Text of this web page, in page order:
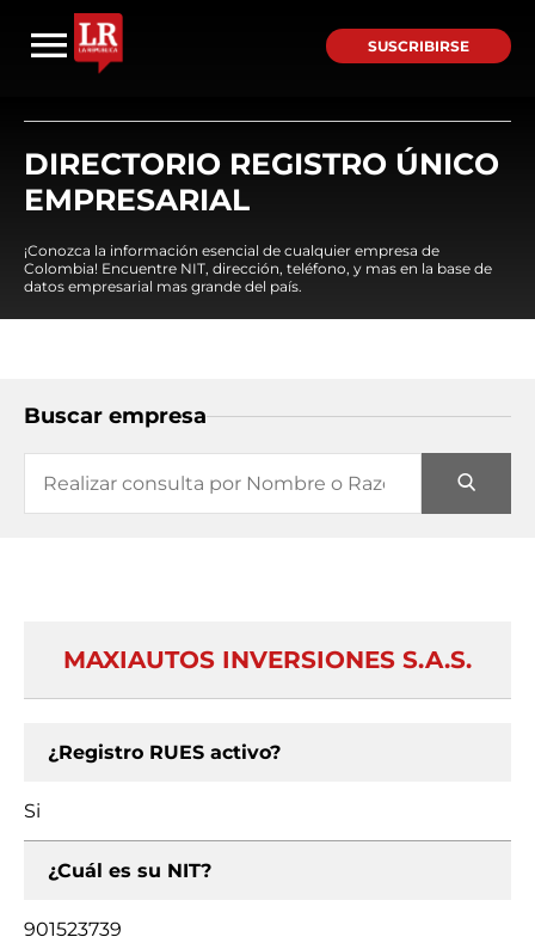
SUSCRIBIRSE
DIRECTORIO REGISTRO ÚNICO
EMPRESARIAL
¡Conozca la información esencial de cualquier empresa de
Colombia! Encuentre NIT, dirección, teléfono, y mas en la base de
datos empresarial mas grande del país.
Buscar empresa
MAXIAUTOS INVERSIONES S.A.S.
¿Registro RUES activo?
Si
¿Cuál es su NIT?
901523739